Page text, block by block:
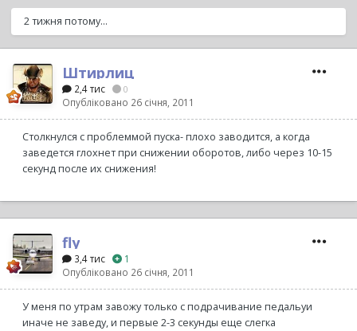
2 тижня потому...
Штирлиц
2,4 тис 0
Опубліковано 26 січня, 2011
Столкнулся с проблеммой пуска- плохо заводится, а когда
заведется глохнет при снижении оборотов, либо через 10-15
секунд после их снижения!
fly
3,4 тис
1
Опубліковано 26 січня, 2011
У меня по утрам завожу только с подрачивание педальуи
иначе не заведу, и первые 2-3 секунды еще слегка